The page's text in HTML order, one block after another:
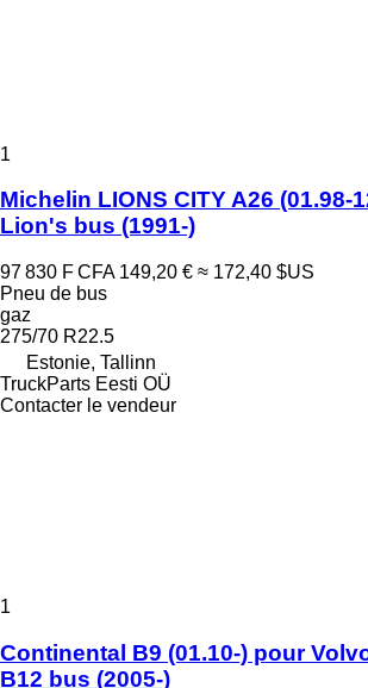
1
Michelin LIONS CITY A26 (01.98-
Lion's bus (1991-)
97 830 F CFA 149,20 € ≈ 172,40 $US
Pneu de bus
gaz
275/70 R22.5
Estonie, Tallinn
TruckParts Eesti OÜ
Contacter le vendeur
1
Continental B9 (01.10-) pour
B12 bus (2005-)